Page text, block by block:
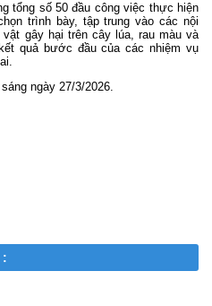
tổng số 50 đầu công việc thực hiện
trình bày, tập trung vào các nội
gây hại trên cây lúa, rau màu và
quả bước đầu của các nhiệm vụ
ngày 27/3/2026.
: